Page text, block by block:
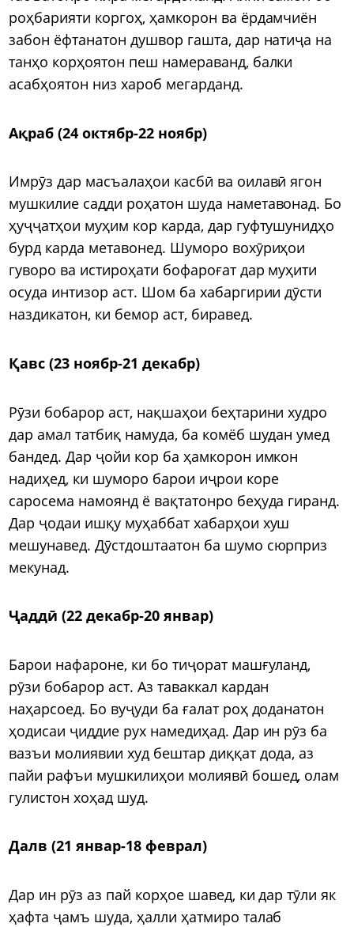
роҳбарияти коргоҳ, ҳамкорон ва ёрдамчиён
забон ёфтанатон душвор гашта, дар натиҷа на
танҳо корҳоятон пеш намераванд, балки
асабҳоятон низ хароб мегарданд.
Ақраб (24 октябр-22 ноябр)
Имрӯз дар масъалаҳои касбӣ ва оилавӣ ягон
мушкилие садди роҳатон шуда наметавонад. Бо
ҳуҷҷатҳои муҳим кор карда, дар гуфтушунидҳо
бурд карда метавонед. Шуморо вохӯриҳои
гуворо ва истироҳати бофароғат дар муҳити
осуда интизор аст. Шом ба хабаргирии дӯсти
наздикатон, ки бемор аст, биравед.
Қавс (23 ноябр-21 декабр)
Рӯзи бобарор аст, нақшаҳои беҳтарини худро
дар амал татбиқ намуда, ба комёб шудан умед
бандед. Дар ҷойи кор ба ҳамкорон имкон
надиҳед, ки шуморо барои иҷрои коре
саросема намоянд ё вақтатонро беҳуда гиранд.
Дар ҷодаи ишқу муҳаббат хабарҳои хуш
мешунавед. Дӯстдоштаатон ба шумо сюрприз
мекунад.
Ҷаддӣ (22 декабр-20 январ)
Барои нафароне, ки бо тиҷорат машғуланд,
рӯзи бобарор аст. Аз таваккал кардан
наҳарсоед. Бо вуҷуди ба ғалат роҳ доданатон
ҳодисаи ҷиддие рух намедиҳад. Дар ин рӯз ба
вазъи молиявии худ бештар диққат дода, аз
пайи рафъи мушкилиҳои молиявӣ бошед, олам
гулистон хоҳад шуд.
Далв (21 январ-18 феврал)
Дар ин рӯз аз пай корҳое шавед, ки дар тӯли як
ҳафта ҷамъ шуда, ҳалли ҳатмиро талаб